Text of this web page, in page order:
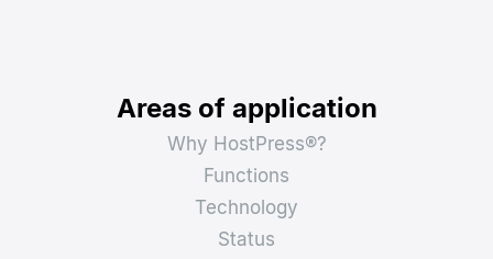
Areas of application
Why HostPress®?
Functions
Technology
Status